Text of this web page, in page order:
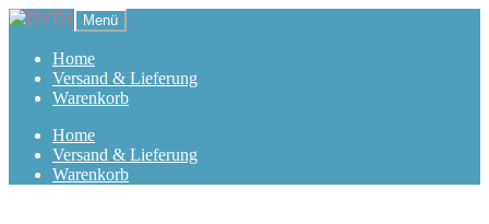
Zur
Navigation
springen
Zum
springen
Menü
Home
Versand & Lieferung
Warenkorb
Home
Versand & Lieferung
Warenkorb